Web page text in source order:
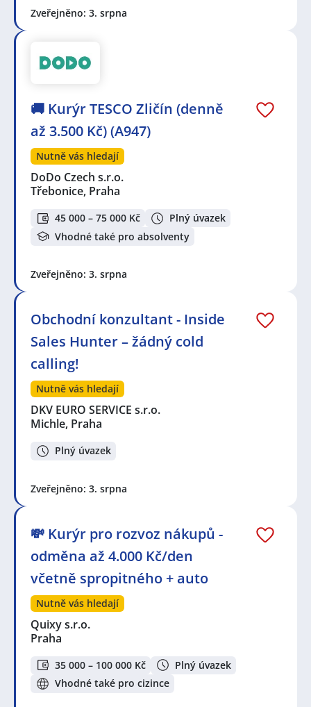
Zveřejněno: 3. srpna
🚚 Kurýr TESCO Zličín (denně
až 3.500 Kč) (A947)
Nutně vás hledají
DoDo Czech s.r.o.
Třebonice, Praha
45 000 – 75 000 Kč
Plný úvazek
Vhodné také pro absolventy
Zveřejněno: 3. srpna
Obchodní konzultant - Inside
Sales Hunter – žádný cold
calling!
Nutně vás hledají
DKV EURO SERVICE s.r.o.
Michle, Praha
Plný úvazek
Zveřejněno: 3. srpna
💸 Kurýr pro rozvoz nákupů -
odměna až 4.000 Kč/den
včetně spropitného + auto
Nutně vás hledají
Quixy s.r.o.
Praha
35 000 – 100 000 Kč
Plný úvazek
Vhodné také pro cizince